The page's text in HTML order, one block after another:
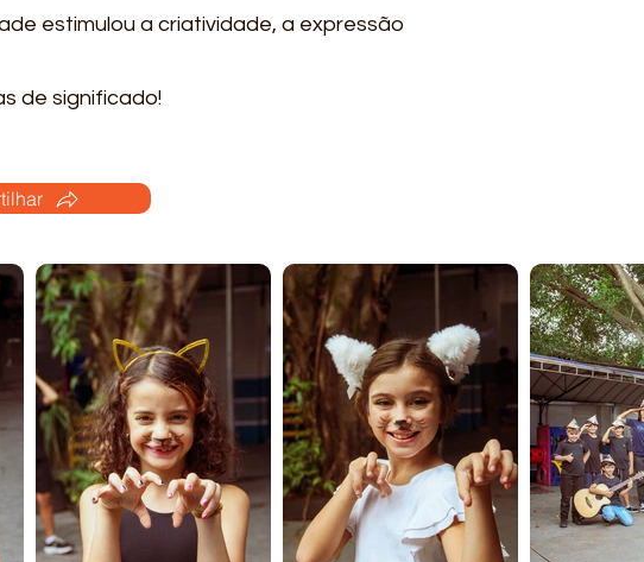
estimulou a criatividade, a expressão
de significado!